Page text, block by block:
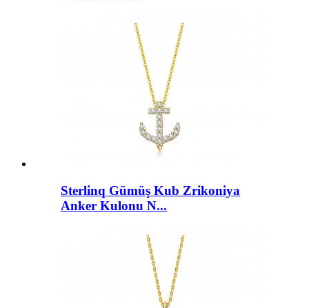
Sterlinq Gümüş Kub Zrikoniya
Anker Kulonu N...